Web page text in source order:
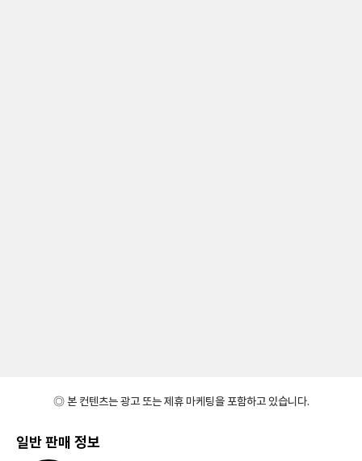
◎ 본 컨텐츠는 광고 또는 제휴 마케팅을 포함하고 있습니다.
일반 판매 정보